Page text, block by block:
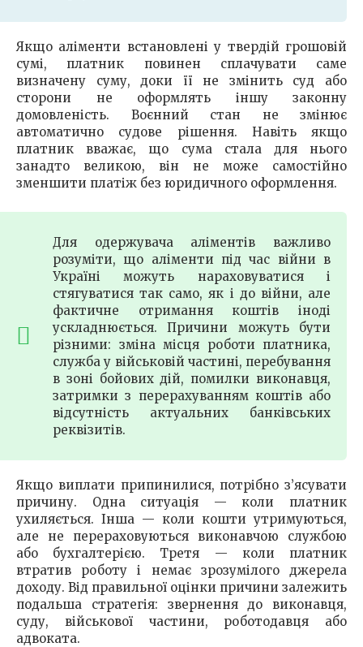
Якщо аліменти встановлені у твердій грошовій
сумі, платник повинен сплачувати саме
визначену суму, доки її не змінить суд або
сторони не оформлять іншу законну
домовленість. Воєнний стан не змінює
автоматично судове рішення. Навіть якщо
платник вважає, що сума стала для нього
занадто великою, він не може самостійно
зменшити платіж без юридичного оформлення.
Для одержувача аліментів важливо
розуміти, що аліменти під час війни в
Україні можуть нараховуватися і
стягуватися так само, як і до війни, але
фактичне отримання коштів іноді
ускладнюється. Причини можуть бути
різними: зміна місця роботи платника,
служба у військовій частині, перебування
в зоні бойових дій, помилки виконавця,
затримки з перерахуванням коштів або
відсутність актуальних банківських
реквізитів.
Якщо виплати припинилися, потрібно з’ясувати
причину. Одна ситуація — коли платник
ухиляється. Інша — коли кошти утримуються,
але не перераховуються виконавчою службою
або бухгалтерією. Третя — коли платник
втратив роботу і немає зрозумілого джерела
доходу. Від правильної оцінки причини залежить
подальша стратегія: звернення до виконавця,
суду, військової частини, роботодавця або
адвоката.